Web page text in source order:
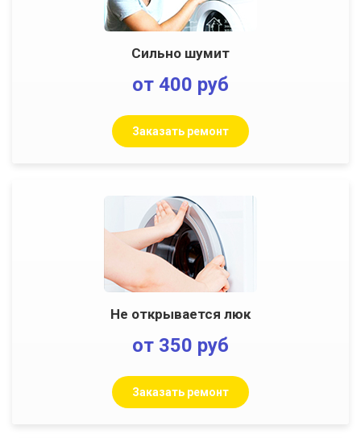
Сильно шумит
от 400 руб
Заказать ремонт
Не открывается люк
от 350 руб
Заказать ремонт